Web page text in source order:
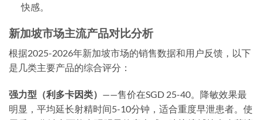
快感。
新加坡市场主流产品对比分析
根据2025-2026年新加坡市场的销售数据和用户反馈，以下
是几类主要产品的综合评分：
强力型（利多卡因类） ——售价在SGD 25-40。降敏效果最
明显，平均延长射精时间5-10分钟，适合重度早泄患者。使